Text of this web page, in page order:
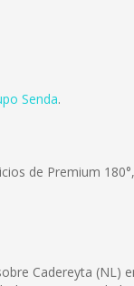
Senda.
de Premium
Cadereyta (NL)